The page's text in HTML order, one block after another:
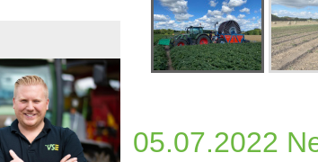
05.07.2022